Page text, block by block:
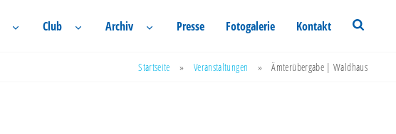
Club Archiv Presse Fotogalerie Kontakt
Startseite » Veranstaltungen » Ämterübergabe | Waldhaus